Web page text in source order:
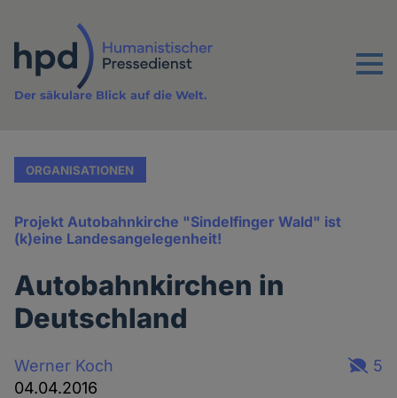
Inhalt
Menu
Der säkulare Blick auf die Welt.
ORGANISATIONEN
Projekt Autobahnkirche "Sindelfinger Wald" ist
(k)eine Landesangelegenheit!
Autobahnkirchen in
Deutschland
Werner Koch
04.04.2016
5